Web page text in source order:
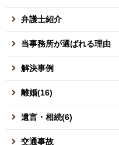
弁護士紹介
当事務所が選ばれる理由
解決事例
離婚(16)
遺言・相続(6)
交通事故